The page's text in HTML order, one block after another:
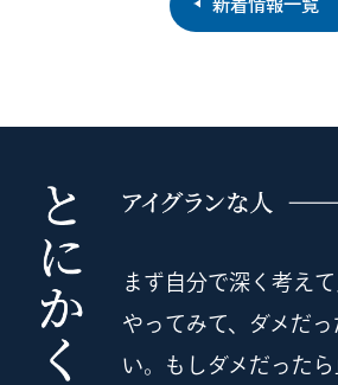
新着情報一覧
まず自分で深く考え
やってみて、ダメだ
い。
もしダメだった